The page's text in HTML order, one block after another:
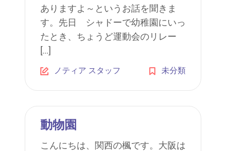
ありますよ～というお話を聞きま
す。先日 シャドーで幼稚園にいっ
たとき、ちょうど運動会のリレー
[…]
ノティア スタッフ 未分類
動物園
こんにちは、関西の楓です。大阪は